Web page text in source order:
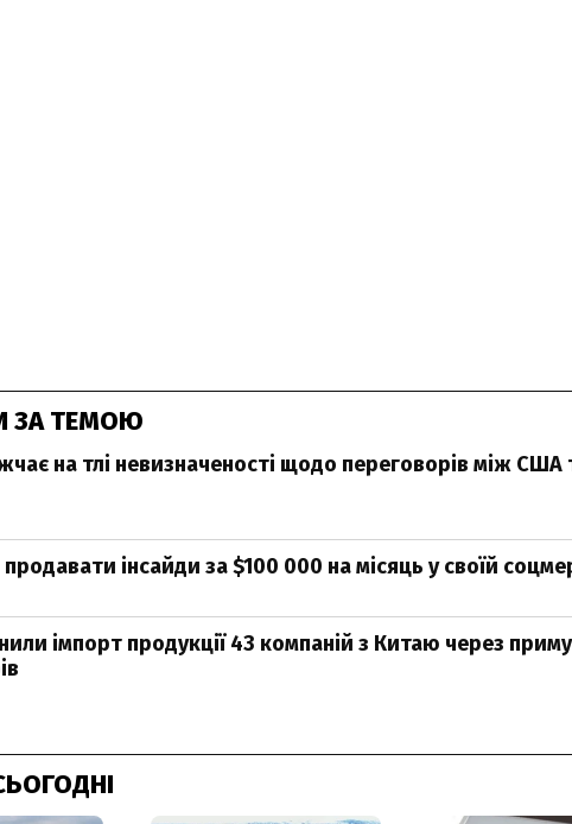
ЗА ТЕМОЮ
на тлі невизначеності щодо переговорів між США
інсайди за $100 000 на місяць у своїй
імпорт продукції 43 компаній з Китаю через